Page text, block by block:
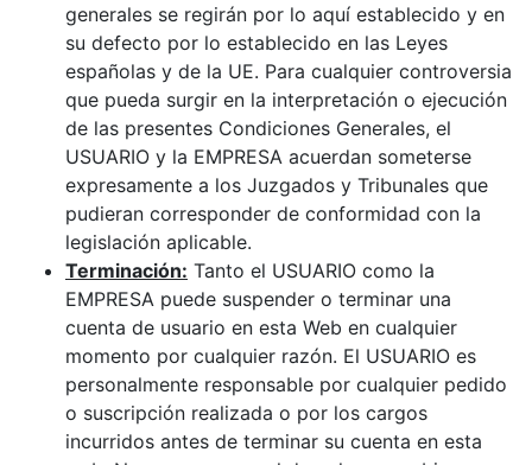
generales se regirán por lo aquí establecido y en
su defecto por lo establecido en las Leyes
españolas y de la UE. Para cualquier controversia
que pueda surgir en la interpretación o ejecución
de las presentes Condiciones Generales, el
USUARIO y la EMPRESA acuerdan someterse
expresamente a los Juzgados y Tribunales que
pudieran corresponder de conformidad con la
legislación aplicable.
Terminación: Tanto el USUARIO como la
EMPRESA puede suspender o terminar una
cuenta de usuario en esta Web en cualquier
momento por cualquier razón. El USUARIO es
personalmente responsable por cualquier pedido
o suscripción realizada o por los cargos
incurridos antes de terminar su cuenta en esta